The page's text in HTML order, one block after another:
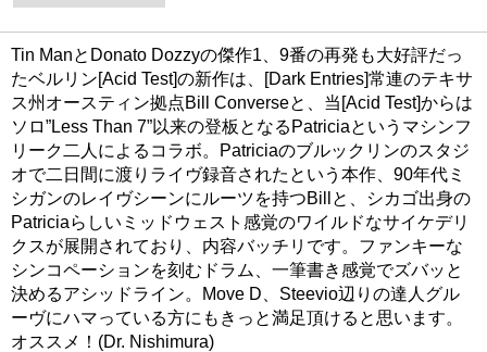
Tin ManとDonato Dozzyの傑作1、9番の再発も大好評だっ
たベルリン[Acid Test]の新作は、[Dark Entries]常連のテキサ
ス州オースティン拠点Bill Converseと、当[Acid Test]からは
ソロ”Less Than 7”以来の登板となるPatriciaというマシンフ
リーク二人によるコラボ。Patriciaのブルックリンのスタジ
オで二日間に渡りライヴ録音されたという本作、90年代ミ
シガンのレイヴシーンにルーツを持つBillと、シカゴ出身の
Patriciaらしいミッドウェスト感覚のワイルドなサイケデリ
クスが展開されており、内容バッチリです。ファンキーな
シンコペーションを刻むドラム、一筆書き感覚でズバッと
決めるアシッドライン。Move D、Steevio辺りの達人グル
ーヴにハマっている方にもきっと満足頂けると思います。
オススメ！(Dr. Nishimura)